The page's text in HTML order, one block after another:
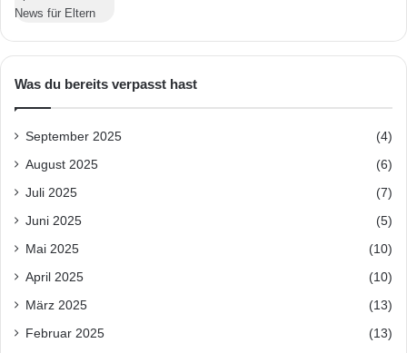
Was du bereits verpasst hast
September 2025 (4)
August 2025 (6)
Juli 2025 (7)
Juni 2025 (5)
Mai 2025 (10)
April 2025 (10)
März 2025 (13)
Februar 2025 (13)